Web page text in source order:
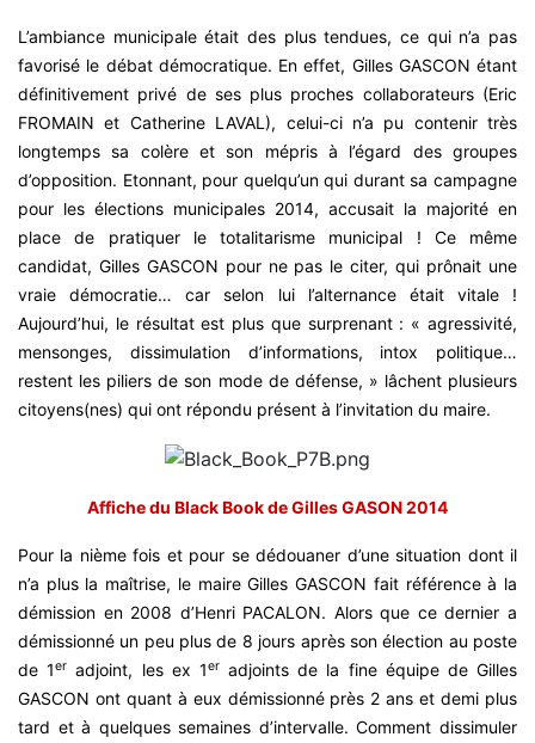
L’ambiance municipale était des plus tendues, ce qui n’a pas
favorisé le débat démocratique. En effet, Gilles GASCON étant
définitivement privé de ses plus proches collaborateurs (Eric
FROMAIN et Catherine LAVAL), celui-ci n’a pu contenir très
longtemps sa colère et son mépris à l’égard des groupes
d’opposition. Etonnant, pour quelqu’un qui durant sa campagne
pour les élections municipales 2014, accusait la majorité en
place de pratiquer le totalitarisme municipal ! Ce même
candidat, Gilles GASCON pour ne pas le citer, qui prônait une
vraie démocratie… car selon lui l’alternance était vitale !
Aujourd’hui, le résultat est plus que surprenant : « agressivité,
mensonges, dissimulation d’informations, intox politique…
restent les piliers de son mode de défense, » lâchent plusieurs
citoyens(nes) qui ont répondu présent à l’invitation du maire.
Affiche du Black Book de Gilles GASON 2014
Pour la nième fois et pour se dédouaner d’une situation dont il
n’a plus la maîtrise, le maire Gilles GASCON fait référence à la
démission en 2008 d’Henri PACALON. Alors que ce dernier a
démissionné un peu plus de 8 jours après son élection au poste
de 1er adjoint, les ex 1eradjoints de la fine équipe de Gilles
GASCON ont quant à eux démissionné près 2 ans et demi plus
tard et à quelques semaines d’intervalle. Comment dissimuler